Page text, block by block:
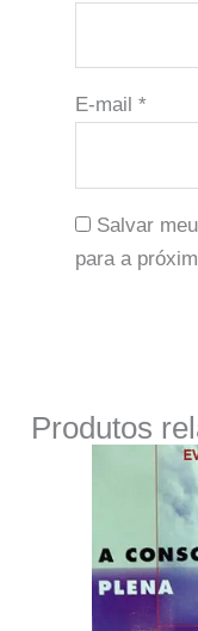
E-mail *
Salvar
para a
Produtos